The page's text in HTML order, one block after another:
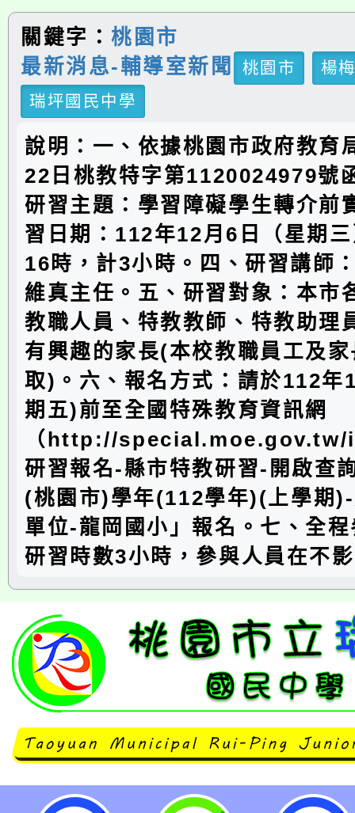
關鍵字：桃園市
最新消息-輔導室新聞
桃園市
楊
瑞坪國民中學
說明：一、依據桃園市政府教育
22日桃教特字第1120024979號
研習主題：學習障礙學生轉介前
習日期：112年12月6日（星期
16時，計3小時。四、研習講師
維真主任。五、研習對象：本市
教職人員、特教教師、特教助理
有興趣的家長(本校教職員工及
取)。六、報名方式：請於112年
期五)前至全國特殊教育資訊網
（http://
研習報名-縣市特教研習-開啟查
(桃園市)學年(112學年)(上學期
單位-龍岡國小」報名。七、全
研習時數3小時，參與人員在不影
龍岡國小辦理「桃園市112年度加